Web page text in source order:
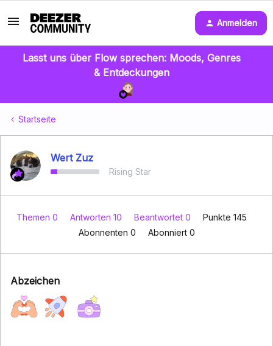
Anmelden
Lasst uns über Flow sprechen: Moods, Genres
& Entdeckungen
Startseite
Wert Zuz
Rising Star
Themen 0 Antworten 10 Beantwortet 0
Punkte 145
Abonnenten 0 Abonniert 0
Abzeichen